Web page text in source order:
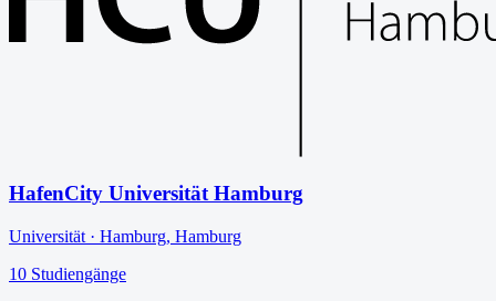
HafenCity Universität Hamburg
Universität · Hamburg, Hamburg
10 Studiengänge